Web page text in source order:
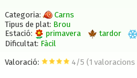
Categoria:
Carns
Tipus de plat: Brou
Estació:
primavera tardor
Dificultat: Fàcil
Valoració: 4 /5 (1 valoracions